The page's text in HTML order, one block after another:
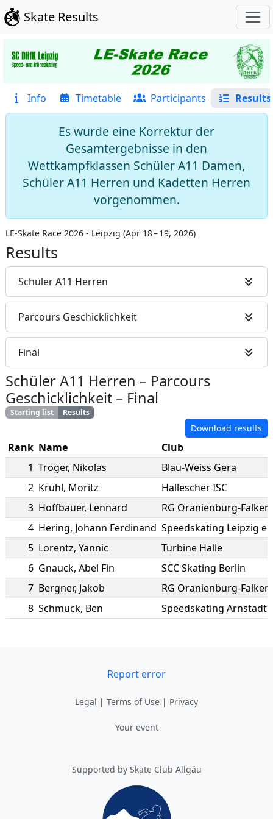
Skate Results
Info Timetable Participants Results
Es wurde eine Korrektur der
Gesamtergebnisse in den
Wettkampfklassen Schüler A11 Damen,
Schüler A11 Herren und Kadetten Herren
vorgenommen.
LE-Skate Race 2026 - Leipzig (Apr 18 – 19, 2026)
Results
Schüler A11 Herren
Parcours Geschicklichkeit
Final
Schüler A11 Herren – Parcours
Geschicklichkeit – Final
Starting list Results
Download results
Rank Name
Club
1 Tröger, Nikolas
Blau-Weiss Gera
2 Kruhl, Moritz
Hallescher ISC
3 Hoffbauer, Lennard
RG Oranienburg-
4 Hering, Johann Ferdinand Speedskating Leipzig
5 Lorentz, Yannic
Turbine Halle
6 Gnauck, Abel Fin
SCC Skating Berlin
7 Bergner, Jakob
RG Oranienburg-
8 Schmuck, Ben Speedskating Arnstadt
Report error
Legal | Terms of Use | Privacy
Your event
Supported by Skate Club Allgäu